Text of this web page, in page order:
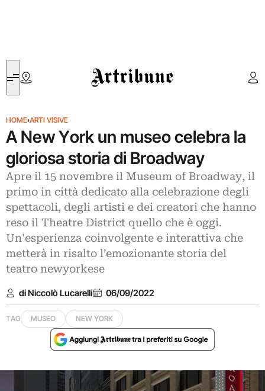
Artribune
HOME›ARTI VISIVE
A New York un museo celebra la
gloriosa storia di Broadway
Apre il 15 novembre il Museum of Broadway, il
primo in città dedicato alla celebrazione degli
spettacoli, degli artisti e dei creatori che hanno
reso il Theatre District quello che è oggi.
Un'esperienza coinvolgente e interattiva che
metterà in risalto l’emozionante storia del
teatro newyorkese
di Niccolò Lucarelli 06/09/2022
TAG MUSEO NEW YORK